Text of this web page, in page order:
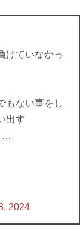
けていなかっ
もない事をし
出す
…
2024